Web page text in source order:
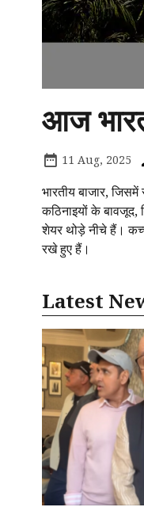
आज
11 Aug, 2025
भारतीय बाजार,
कठिनाइयों के बावजूद,
शेयर थोड़े नीचे हैं।
रखे हुए हैं।
Latest